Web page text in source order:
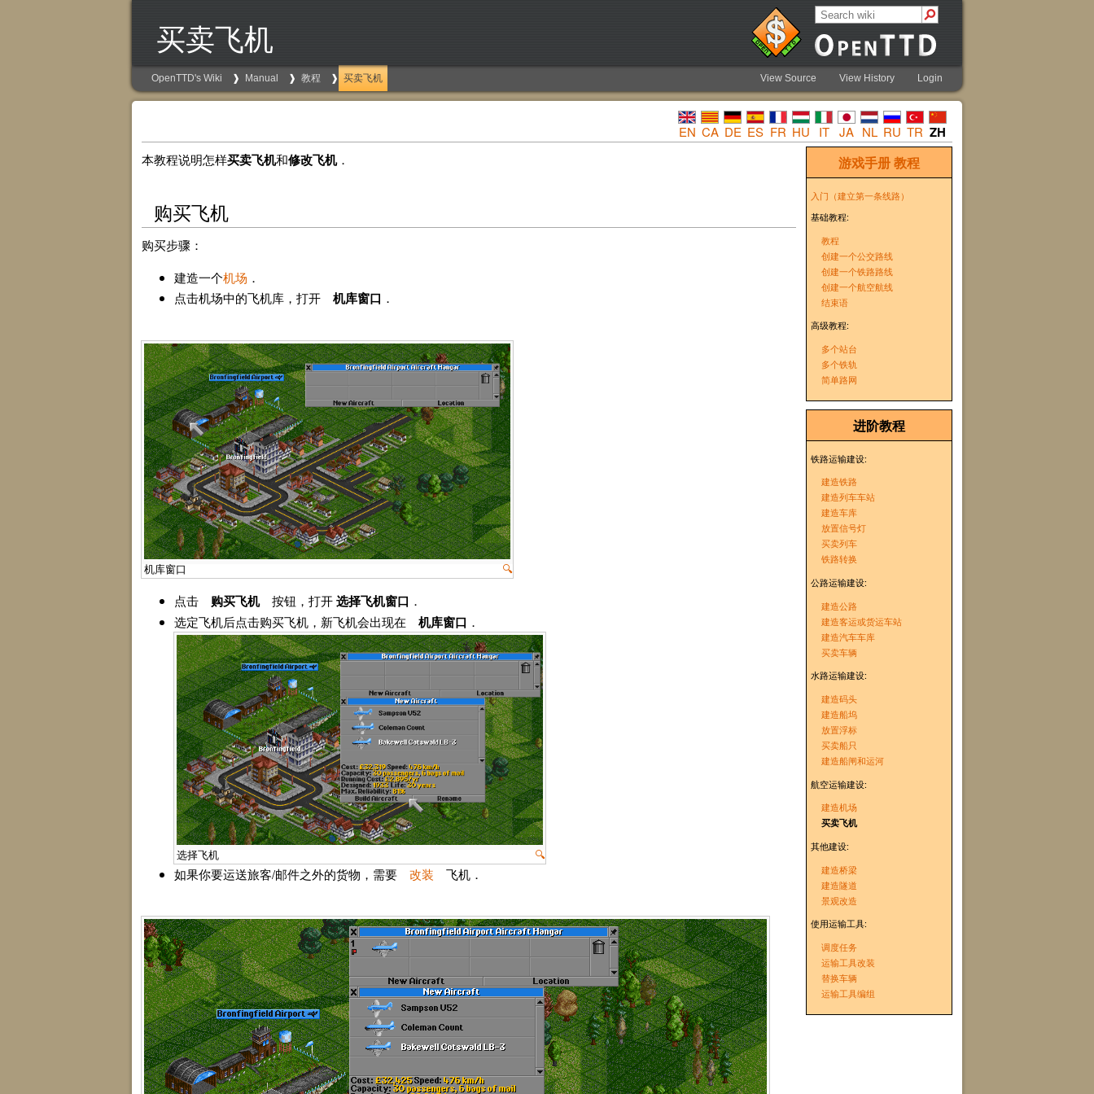
买卖飞机
OpenTTD's Wiki Manual 教程 买卖飞机 View Source View History Login
EN CA DE ES FR HU IT JA NL RU TR ZH
游戏手册教程
入门（建立第一条线路）
基础教程:
教程
创建一个公交路线
创建一个铁路路线
创建一个航空航线
结束语
高级教程:
多个站台
多个铁轨
简单路网
进阶教程
铁路运输建设:
建造铁路
建造列车车站
建造车库
放置信号灯
买卖列车
铁路转换
公路运输建设:
建造公路
建造客运或货运车站
建造汽车车库
买卖车辆
水路运输建设:
建造码头
建造船坞
放置浮标
买卖船只
建造船闸和运河
航空运输建设:
建造机场
买卖飞机
其他建设:
建造桥梁
建造隧道
景观改造
使用运输工具:
调度任务
运输工具改装
替换车辆
运输工具编组
本教程说明怎样买卖飞机和修改飞机．
购买飞机
购买步骤：
建造一个机场 ．
点击机场中的飞机库，打开 机库窗口 ．
🔍
机库窗口
点击 购买飞机按钮，打开选择飞机窗口 ．
选定飞机后点击购买飞机，新飞机会出现在 机库窗口 ．
🔍
选择飞机
如果你要运送旅客/邮件之外的货物，需要 改装 飞机．